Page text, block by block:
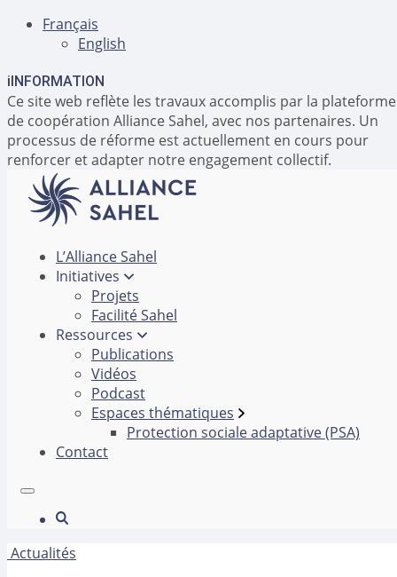
Français
English
i INFORMATION
Ce site web reflète les travaux accomplis par la plateforme
de coopération Alliance Sahel, avec nos partenaires. Un
processus de réforme est actuellement en cours pour
renforcer et adapter notre engagement collectif.
L’Alliance Sahel
Initiatives
Projets
Facilité Sahel
Ressources
Publications
Vidéos
Podcast
Espaces thématiques
Protection sociale adaptative (PSA)
Contact
Actualités